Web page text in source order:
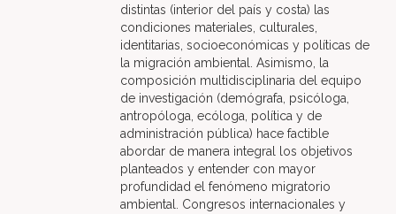
distintas (interior del país y costa) las
condiciones materiales, culturales,
identitarias, socioeconómicas y políticas de
la migración ambiental. Asimismo, la
composición multidisciplinaria del equipo
de investigación (demógrafa, psicóloga,
antropóloga, ecóloga, política y de
administración pública) hace factible
abordar de manera integral los objetivos
planteados y entender con mayor
profundidad el fenómeno migratorio
ambiental. Congresos internacionales y